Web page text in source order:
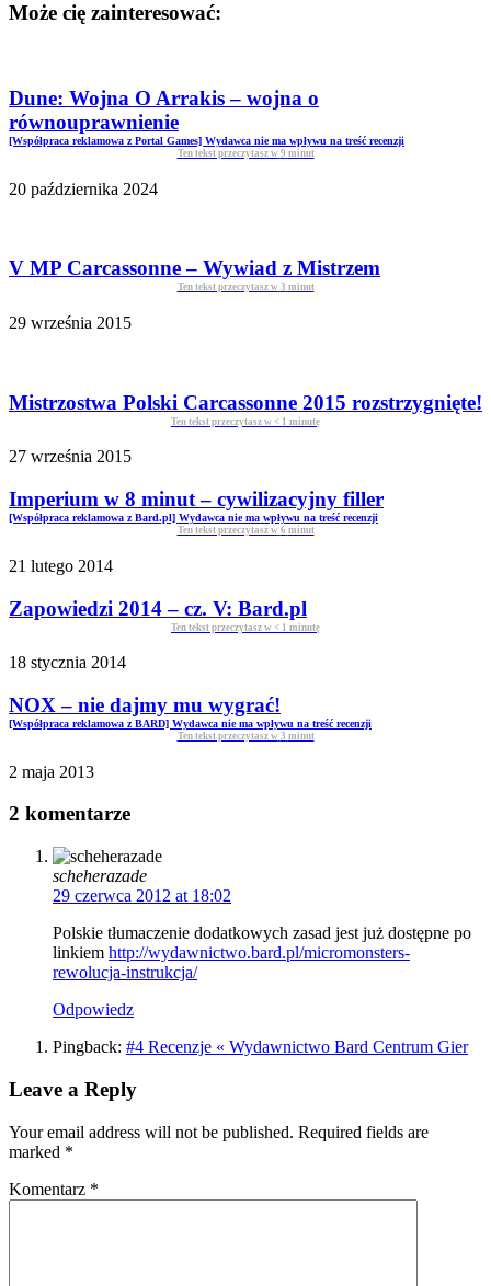
Może cię zainteresować:
Dune: Wojna O Arrakis – wojna o
równouprawnienie
[Współpraca reklamowa z Portal Games] Wydawca nie ma wpływu na treść recenzji
Ten tekst przeczytasz w 9 minut
20 października 2024
V MP Carcassonne – Wywiad z Mistrzem
Ten tekst przeczytasz w 3 minut
29 września 2015
Mistrzostwa Polski Carcassonne 2015 rozstrzygnięte!
Ten tekst przeczytasz w < 1 minutę
27 września 2015
Imperium w 8 minut – cywilizacyjny filler
[Współpraca reklamowa z Bard.pl] Wydawca nie ma wpływu na treść recenzji
Ten tekst przeczytasz w 6 minut
21 lutego 2014
Zapowiedzi 2014 – cz. V: Bard.pl
Ten tekst przeczytasz w < 1 minutę
18 stycznia 2014
NOX – nie dajmy mu wygrać!
[Współpraca reklamowa z BARD] Wydawca nie ma wpływu na treść recenzji
Ten tekst przeczytasz w 3 minut
2 maja 2013
2 komentarze
scheherazade
29 czerwca 2012 at 18:02
Polskie tłumaczenie dodatkowych zasad jest już dostępne po
linkiem http://wydawnictwo.bard.pl/micromonsters-
rewolucja-instrukcja/
Odpowiedz
Pingback: #4 Recenzje « Wydawnictwo Bard Centrum Gier
Leave a Reply
Your email address will not be published. Required fields are
marked *
Komentarz *